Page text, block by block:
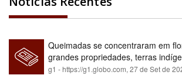
Queimadas se concentraram em
grandes propriedades, terras
relatório
g1 - https://g1.globo.com, 27 de Set de